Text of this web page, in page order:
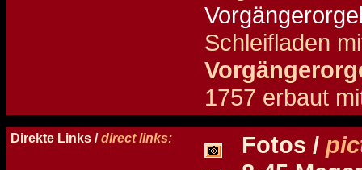
Schleifladen
1757 erbaut
Direkte Links /direct links: Fotos /